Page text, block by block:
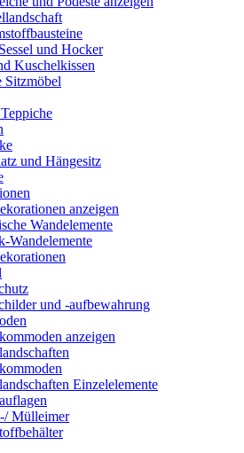
und Hocker
Kuschelkissen
Sitzmöbel
und Hängesitz
anzeigen
Wandelemente
Wandelemente
und -aufbewahrung
anzeigen
Einzelelemente
Mülleimer